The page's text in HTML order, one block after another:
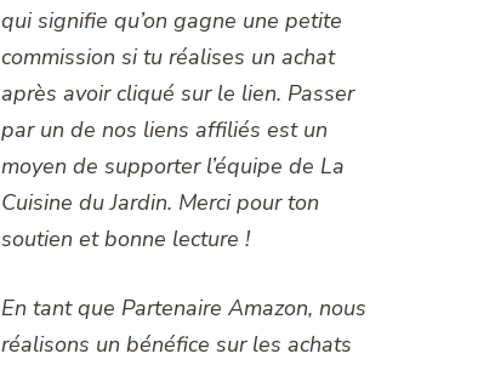
qui signifie qu’on gagne une petite
commission si tu réalises un achat
après avoir cliqué sur le lien. Passer
par un de nos liens affiliés est un
moyen de supporter l’équipe de La
Cuisine du Jardin. Merci pour ton
soutien et bonne lecture !
En tant que Partenaire Amazon, nous
réalisons un bénéfice sur les achats